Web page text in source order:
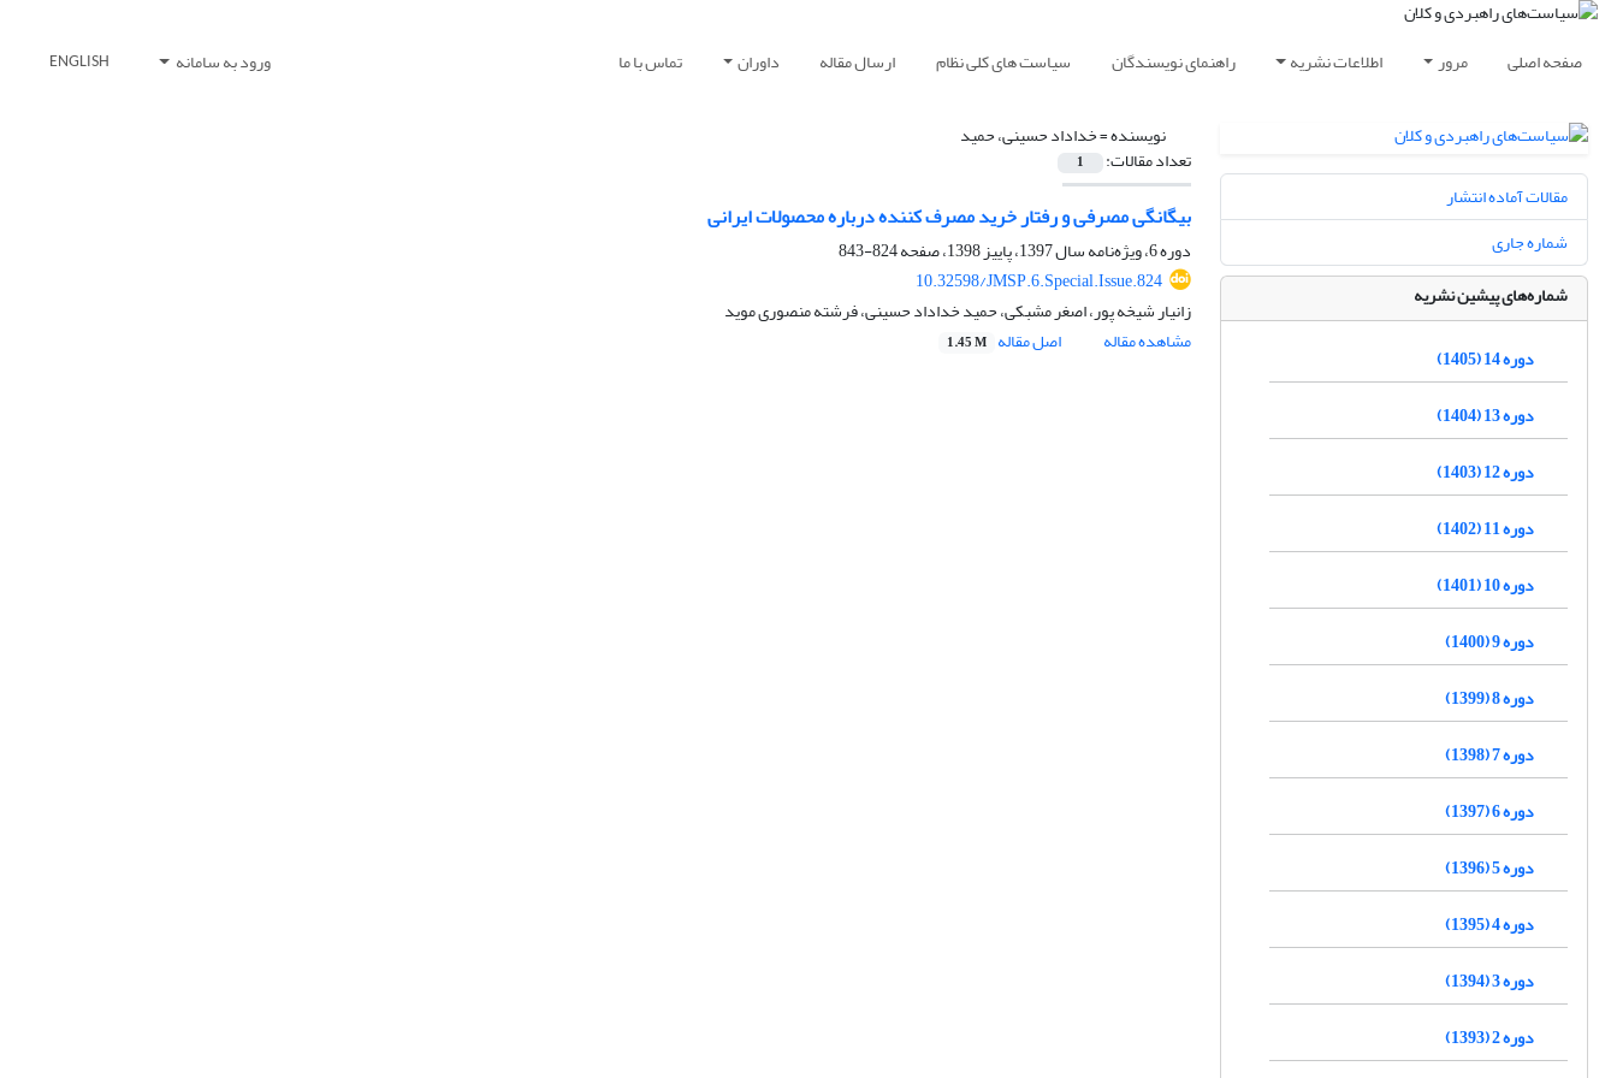
صفحه اصلی مرور اطلاعات نشریه راهنمای نویسندگان سیاست های کلی نظام ارسال مقاله داوران تماس با ما ورود به سامانه ENGLISH
نویسنده =خداداد حسینی، حمید
تعداد مقالات: 1
بیگانگی مصرفی و رفتار خرید مصرف کننده درباره محصولات ایرانی
دوره 6، ویژه‌نامه سال 1397، پاییز 1398، صفحه
824-843
10.32598/JMSP.6.Special.Issue.824
زانیار شیخه پور، اصغر مشبکی، حمید خداداد حسینی، فرشته منصوری موید
مشاهده مقاله
اصل مقاله 1.45 M
مقالات آماده انتشار
شماره جاری
شماره‌های پیشین نشریه
دوره 14 (1405)
دوره 13 (1404)
دوره 12 (1403)
دوره 11 (1402)
دوره 10 (1401)
دوره 9 (1400)
دوره 8 (1399)
دوره 7 (1398)
دوره 6 (1397)
دوره 5 (1396)
دوره 4 (1395)
دوره 3 (1394)
دوره 2 (1393)